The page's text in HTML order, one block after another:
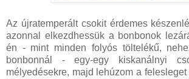
Az újratemperált csokit érdemes
azonnal elkezdhessük a bonbonok
én - mint minden folyós töltelékű,
bonbonnál - egy-egy kiskanálnyi
mélyedésekre, majd lehúzom a